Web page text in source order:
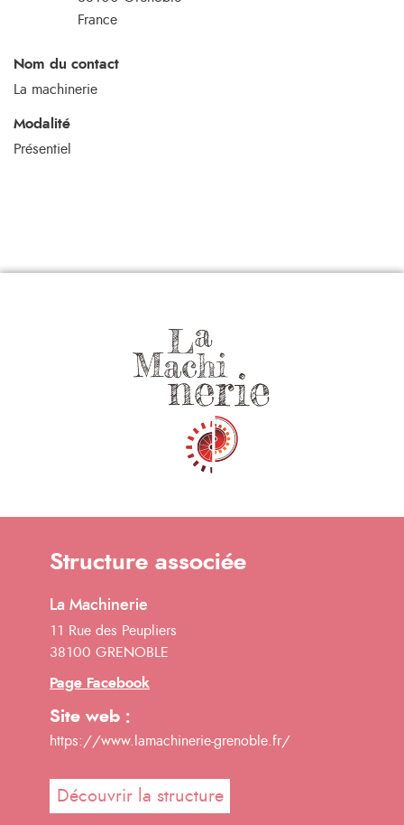
France
Nom du contact
La machinerie
Modalité
Présentiel
Structure associée
La Machinerie
11 Rue des Peupliers
38100 GRENOBLE
Page Facebook
Site web :
https://www.lamachinerie-grenoble.fr/
Découvrir la structure